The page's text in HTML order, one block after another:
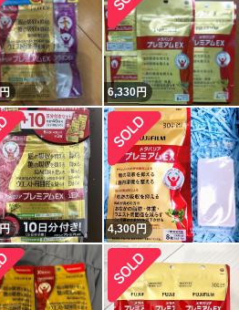
円 6,330円
円 4,300円